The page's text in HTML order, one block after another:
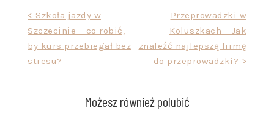
Nawigacja
wpisu
< Szkoła jazdy w
Szczecinie – co robić,
by kurs przebiegał bez
stresu?
Przeprowadzki w
Koluszkach – Jak
znaleźć najlepszą firmę
do przeprowadzki? >
Możesz również polubić